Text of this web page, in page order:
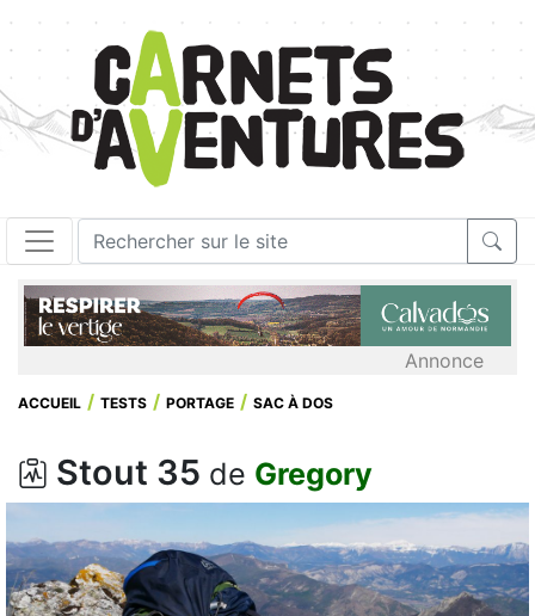
Annonce
ACCUEIL TESTS PORTAGE SAC À DOS
Stout 35 de Gregory